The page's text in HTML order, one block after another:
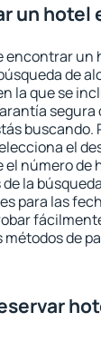
un hotel
encontrar un
de
la que se
buscando.
el
el número de
la
para las
de